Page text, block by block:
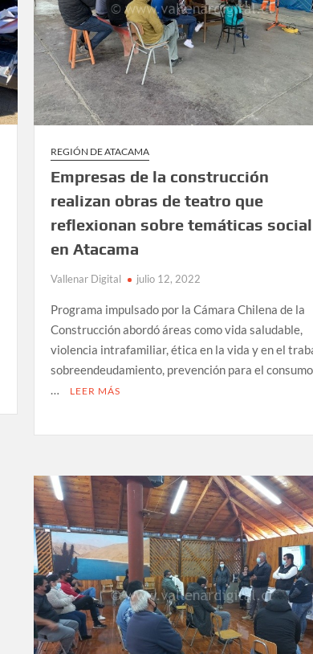
REGIÓN DE ATACAMA
Empresas de la construcción
realizan obras de teatro que
reflexionan sobre temáticas
en Atacama
Vallenar Digital julio 12, 2022
Programa impulsado por la Cámara Chilena de la
Construcción abordó áreas como vida saludable,
violencia intrafamiliar, ética en la vida y en el
sobreendeudamiento, prevención para el
…
LEER MÁS